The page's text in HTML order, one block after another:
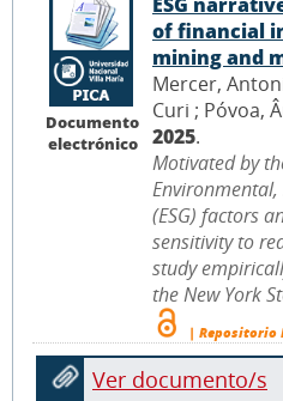
Documento
electrónico
of financial
mining and
Mercer,
Curi ; Póvoa,
2025.
Motivated by
Environmental,
(ESG) factors
sensitivity to
study
the New York
| Repositorio
Ver documento/s